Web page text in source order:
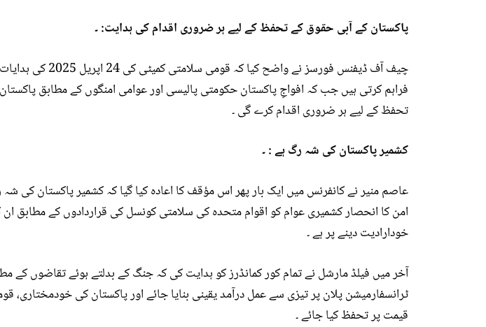
پاکستان کے آبی حقوق کے تحفظ کے لیے ہر ضروری اقدام کی ہدایت: ۔
چیف آف ڈیفنس فورسز نے
فراہم کرتی ہیں جب کہ افواجِ پاکستان حکومتی پالیسی اور عوامی امنگوں کے مطابق
تحفظ کے لیے ہر ضروری اقدام کرے گی ۔
کشمیر پاکستان کی شہ رگ ہے : ۔
عاصم منیر نے کانفرنس میں ایک بار پھر اس مؤقف کا اعادہ کیا گیا کہ کشمیر پاکستان کی
امن کا انحصار کشمیری عوام کو اقوام متحدہ کی سلامتی کونسل کی قراردادوں کے مطابق
خودارادیت دینے پر ہے ۔
آخر میں فیلڈ مارشل نے تمام کور کمانڈرز کو ہدایت کی کہ جنگ کے بدلتے ہوئے تقاضوں کے
ٹرانسفارمیشن پلان پر تیزی سے عمل درآمد یقینی بنایا جائے اور پاکستان کی خودمختاری،
قیمت پر تحفظ کیا جائے ۔